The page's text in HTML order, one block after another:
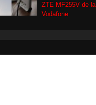
ZTE MF255V de la
Vodafone